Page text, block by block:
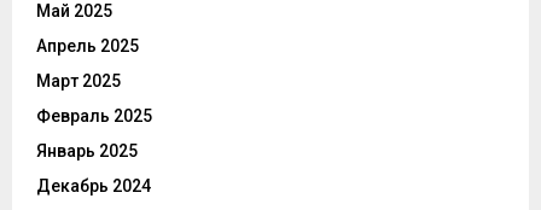
Май 2025
Апрель 2025
Март 2025
Февраль 2025
Январь 2025
Декабрь 2024